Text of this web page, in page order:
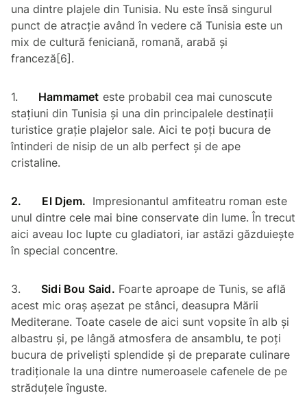
una dintre plajele din Tunisia. Nu este însă singurul
punct de atracție având în vedere că Tunisia este un
mix de cultură feniciană, romană, arabă și
franceză[6].
1. Hammamet este probabil cea mai cunoscute
stațiuni din Tunisia și una din principalele destinații
turistice grație plajelor sale. Aici te poți bucura de
întinderi de nisip de un alb perfect și de ape
cristaline.
2. El Djem. Impresionantul amfiteatru roman este
unul dintre cele mai bine conservate din lume. În trecut
aici aveau loc lupte cu gladiatori, iar astăzi găzduiește
în special concentre.
3. Sidi Bou Said. Foarte aproape de Tunis, se află
acest mic oraș așezat pe stânci, deasupra Mării
Mediterane. Toate casele de aici sunt vopsite în alb și
albastru și, pe lângă atmosfera de ansamblu, te poți
bucura de priveliști splendide și de preparate culinare
tradiționale la una dintre numeroasele cafenele de pe
străduțele înguste.